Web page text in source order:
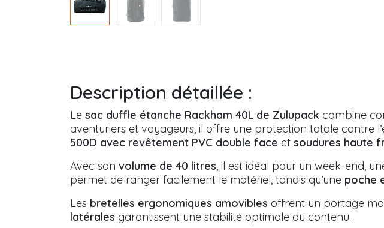
Description détaillée :
Le sac duffle étanche Rackham 40L de Zulupack combine
aventuriers et voyageurs, il offre une protection totale contre
500D avec revêtement PVC double face et soudures haute
Avec son volume de 40 litres, il est idéal pour un week-end,
permet de ranger facilement le matériel, tandis qu’une poche
Les bretelles ergonomiques amovibles offrent un portage
latérales garantissent une stabilité optimale du contenu.